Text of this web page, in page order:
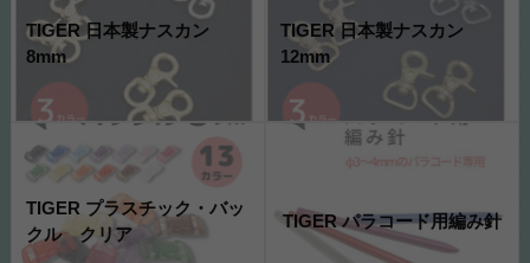
TIGER 日本製ナスカン
8mm
TIGER 日本製ナスカン
12mm
TIGER プラスチック・バッ
クル クリア
TIGER パラコード用編み針